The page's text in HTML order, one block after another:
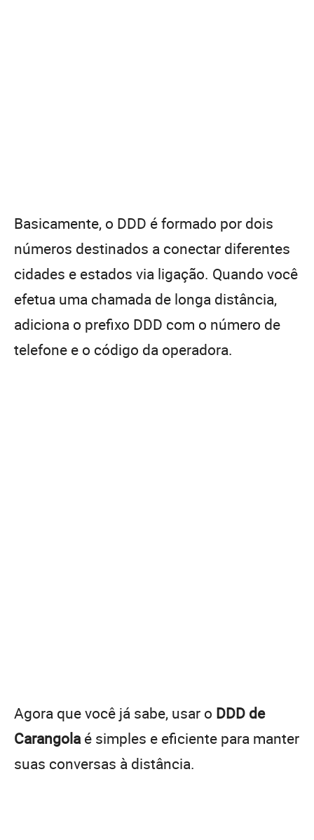
Basicamente, o DDD é formado por dois
números destinados a conectar diferentes
cidades e estados via ligação. Quando você
efetua uma chamada de longa distância,
adiciona o prefixo DDD com o número de
telefone e o código da operadora.
Agora que você já sabe, usar o DDD de
Carangola é simples e eficiente para manter
suas conversas à distância.